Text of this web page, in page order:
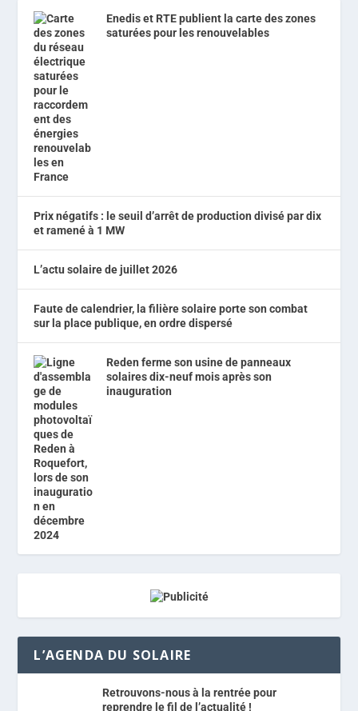
Enedis et RTE publient la carte des zones
saturées pour les renouvelables
Prix négatifs : le seuil d’arrêt de production divisé par dix
et ramené à 1 MW
L’actu solaire de juillet 2026
Faute de calendrier, la filière solaire porte son combat
sur la place publique, en ordre dispersé
Reden ferme son usine de panneaux
solaires dix-neuf mois après son
inauguration
L’AGENDA DU SOLAIRE
Retrouvons-nous à la rentrée pour
reprendre le fil de l’actualité !